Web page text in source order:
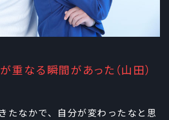
重なる瞬間があった（山田）
たなかで、自分が変わったなと思